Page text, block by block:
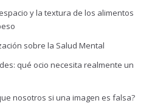
y la textura de los alimentos
sobre la Salud Mental
qué ocio necesita realmente un
nosotros si una imagen es falsa?